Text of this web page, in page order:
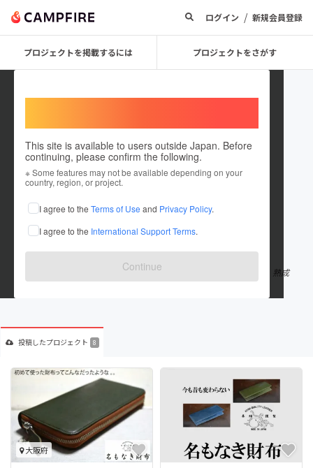
ログイン / 新規会員登録
プロジェクトを掲載するには プロジェクトをさがす
This site is available to users outside Japan. Before
continuing, please confirm the following.
※ Some features may not be available depending on your
country, region, or project.
I agree to the Terms of Use and Privacy Policy.
I agree to the International Support Terms.
Continue
evibros
これまでに1回支援して8件のプロジェクトを投稿しています
在住国：日本 現在地：大阪府
出身国：日本 出身地：大阪府
"革は革たこ"１７年。ミドルヴィンテージとでも言いましょうか。熟成
を重ね続ける今の革たこがここに！
投稿したプロジェクト 8
大阪府